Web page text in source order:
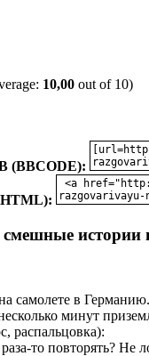
10,00 out of 10)
истории
самолете в
минут
распальцовка):
то повторять? Hе